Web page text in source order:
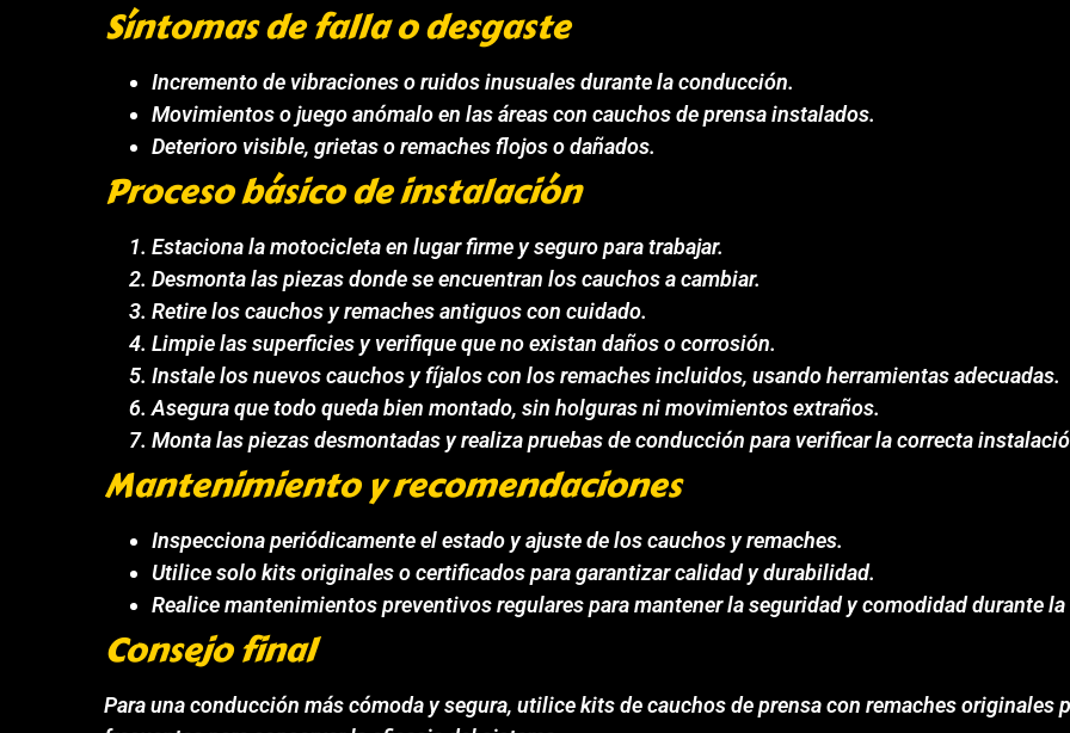
Síntomas de falla o desgaste
Incremento de vibraciones o ruidos inusuales durante la conducción.
Movimientos o juego anómalo en las áreas con cauchos de prensa instalados.
Deterioro visible, grietas o remaches flojos o dañados.
Proceso básico de instalación
Estaciona la motocicleta en lugar firme y seguro para trabajar.
Desmonta las piezas donde se encuentran los cauchos a cambiar.
Retire los cauchos y remaches antiguos con cuidado.
Limpie las superficies y verifique que no existan daños o corrosión.
Instale los nuevos cauchos y fíjalos con los remaches incluidos, usando herramientas adecuadas.
Asegura que todo queda bien montado, sin holguras ni movimientos extraños.
Monta las piezas desmontadas y realiza pruebas de conducción para verificar la correcta
Mantenimiento y recomendaciones
Inspecciona periódicamente el estado y ajuste de los cauchos y remaches.
Utilice solo kits originales o certificados para garantizar calidad y durabilidad.
Realice mantenimientos preventivos regulares para mantener la seguridad y comodidad durante
Consejo final
Para una conducción más cómoda y segura, utilice kits de cauchos de prensa con remaches originales